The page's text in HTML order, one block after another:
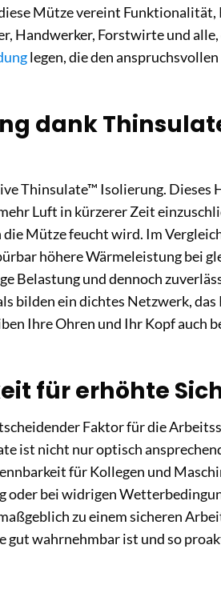
Mütze vereint
Handwerker, Forstwirte und
legen, die den
dank
Thinsulate™ Isolierung. Dieses
Luft in kürzerer Zeit
Mütze feucht wird. Im
höhere Wärmeleistung bei
Belastung und dennoch
bilden ein dichtes Netzwerk,
Ihre Ohren und Ihr Kopf auch
für erhöhte
Faktor für die
ist nicht nur optisch
für Kollegen und
bei widrigen
zu einem sicheren
gut wahrnehmbar ist und so